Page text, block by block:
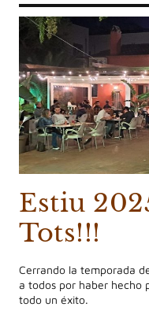
Estiu
Tots!!!
Cerrando la temporada
a todos por haber hecho
todo un éxito.